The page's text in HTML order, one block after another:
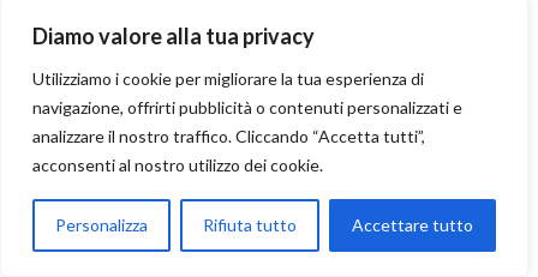
Diamo valore alla tua privacy
Utilizziamo i cookie per migliorare la tua esperienza di
navigazione, offrirti pubblicità o contenuti personalizzati e
analizzare il nostro traffico. Cliccando “Accetta tutti”,
acconsenti al nostro utilizzo dei cookie.
Personalizza Rifiuta tutto Accettare tutto
Novembre 2012
Ottobre 2012
Settembre 2012
Agosto 2012